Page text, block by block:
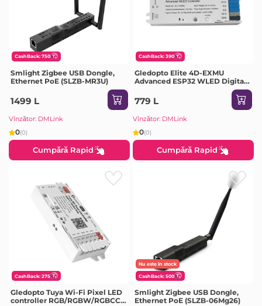
CashBack: 750
Smlight Zigbee USB Dongle,
Ethernet PoE (SLZB-MR3U)
1499 L
Vînzător: DMLink
0(0)
Cumpără Rapid
CashBack: 390
Gledopto Elite 4D-EXMU
Advanced ESP32 WLED Digital
RGB/RGBW/RGBCCT with 4-
output, LAN (GL-C-618WL),
800ICs
779 L
Vînzător: DMLink
0(0)
Cumpără Rapid
CashBack: 275
Gledopto Tuya Wi-Fi Pixel LED
controller RGB/RGBW/RGBCCT
Nu este în stock
CashBack: 500
Smlight Zigbee USB Dongle,
Ethernet PoE (SLZB-06Mg26)